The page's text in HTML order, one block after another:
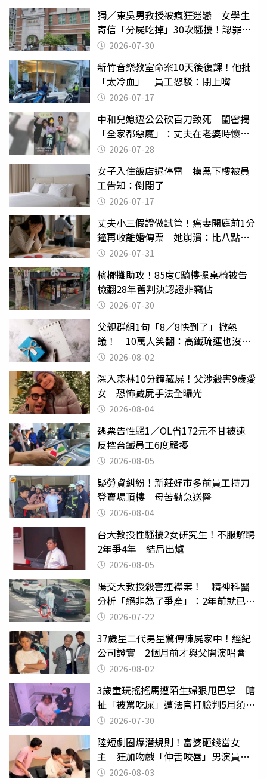
獨／東吳男教授被瘋狂迷戀 女學生
寄信「分屍吃掉」30次騷擾！認罪免
關 2026-07-30
新竹音樂教室命案10天後復課！他批
「太冷血」 員工怒駁：閉上嘴
2026-07-17
中和兒媳遭公公砍百刀致死 閨密揭
「全家都惡魔」：丈夫在老婆時懷孕
摔東西
2026-07-28
女子入住飯店遇停電 摸黑下樓被員
工告知：倒閉了
2026-07-17
丈夫小三假證做試管！癌妻開庭前1分
鐘再收離婚傳票 她崩潰：比八點檔
還扯2026-07-31
檳榔攤助攻！85度C騎樓擺桌椅被告
檢翻28年舊判決認證非竊佔
2026-07-30
父親群組1句「8／8快到了」掀熱
議！ 10萬人笑翻：高鐵疏運也沒列
父親節
2026-08-02
深入森林10分鐘藏屍！父涉殺害9歲愛
女 恐怖藏屍手法全曝光
2026-08-04
逃票告性騷1／OL省172元不甘被逮
反控台鐵員工6度騷擾
2026-08-05
疑勞資糾紛！新莊好市多前員工持刀
登賣場頂樓 母苦勸急送醫
2026-08-04
台大教授性騷擾2女研究生！不服解聘
2年爭4年 結局出爐
2026-08-05
陽交大教授殺害連襟案！ 精神科醫
分析「絕非為了爭產」：2年前就已言
行詭異
2026-07-22
37歲星二代男星驚傳陳屍家中！經紀
公司證實 2個月前才與父開演唱會
2026-08-02
3歲童玩搖搖馬遭陌生婦狠甩巴掌 瞎
扯「被罵吃屎」遭法官打臉判5月須入
監 2026-07-30
陸短劇圈爆潛規則！富婆砸錢當女
主 狂加吻戲「伸舌咬唇」男演員崩
潰 2026-08-03